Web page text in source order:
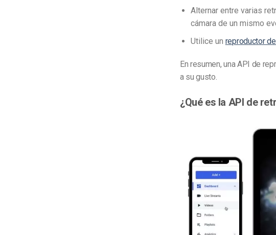
Alternar entre varias
cámara de un mismo
Utilice un reproductor
En resumen, una API de
a su gusto.
¿Qué es la API de